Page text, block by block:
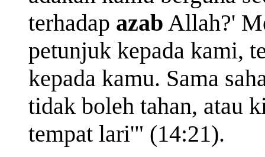
terhadap azab Allah?'
petunjuk kepada kami,
kepada kamu. Sama
tidak boleh tahan, atau
tempat lari'" (14:21).